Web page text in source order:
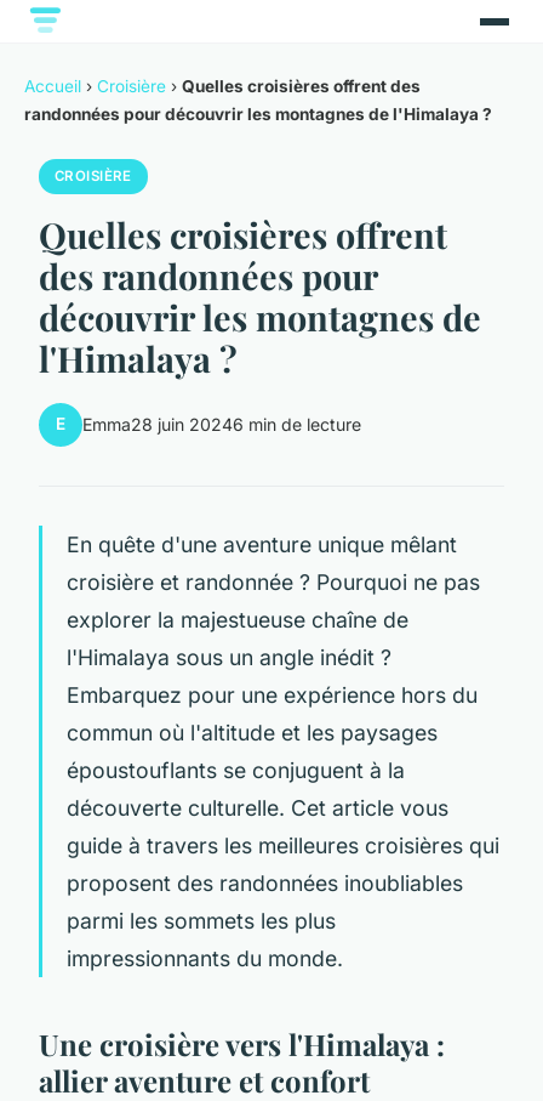
Accueil › Croisière › Quelles croisières offrent des
randonnées pour découvrir les montagnes de l'Himalaya ?
CROISIÈRE
Quelles croisières offrent
des randonnées pour
découvrir les montagnes de
l'Himalaya ?
E Emma28 juin 20246 min de lecture
En quête d'une aventure unique mêlant
croisière et randonnée ? Pourquoi ne pas
explorer la majestueuse chaîne de
l'Himalaya sous un angle inédit ?
Embarquez pour une expérience hors du
commun où l'altitude et les paysages
époustouflants se conjuguent à la
découverte culturelle. Cet article vous
guide à travers les meilleures croisières qui
proposent des randonnées inoubliables
parmi les sommets les plus
impressionnants du monde.
Une croisière vers l'Himalaya :
allier aventure et confort